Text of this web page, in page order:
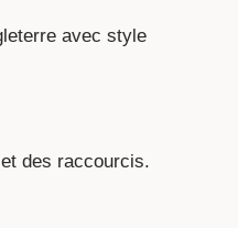
avec style
des raccourcis.